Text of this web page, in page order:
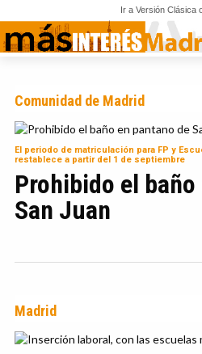
Ir a Versión Clásica
Comunidad de Madrid
El periodo de matriculación para FP y
restablece a partir del 1 de septiembre
Prohibido el
San Juan
Madrid